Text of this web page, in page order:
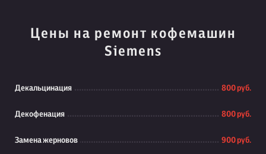
Цены на ремонт кофемашин
Siemens
Декальцинация 800 руб.
Декофенация 800 руб.
Замена жерновов 900 руб.